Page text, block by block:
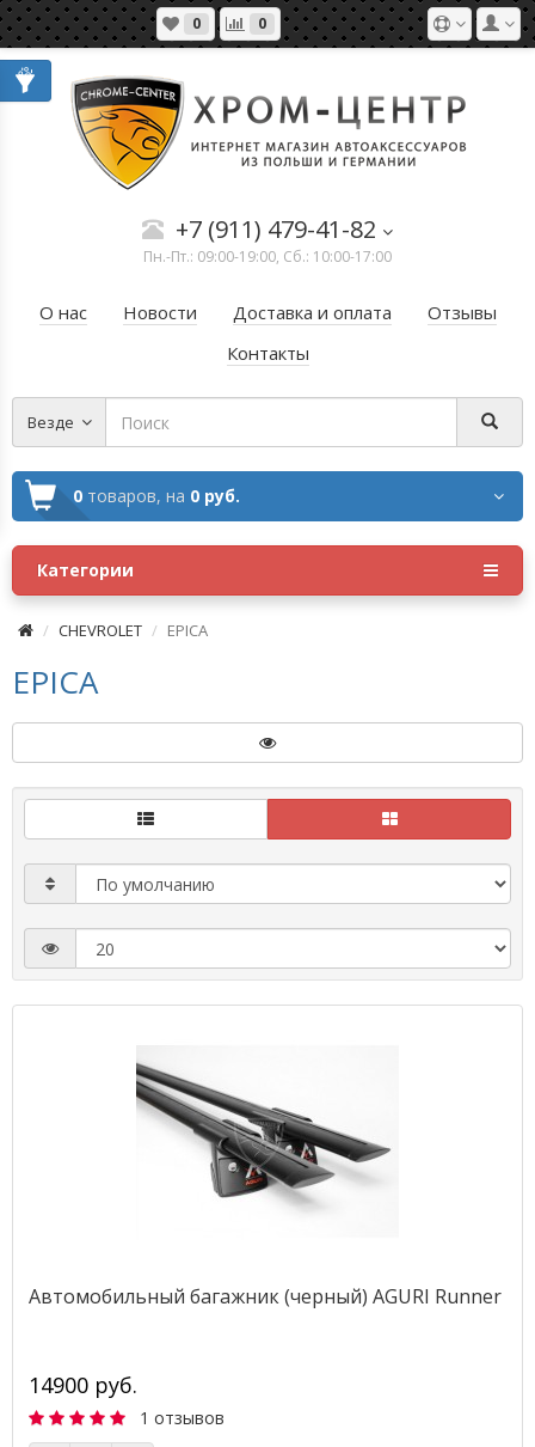
0 0
+7 (911) 479-41-82
Пн.-Пт.: 09:00-19:00, Сб.: 10:00-17:00
О нас Новости Доставка и оплата
Отзывы
Контакты
Везде
0 товаров, на 0 руб.
Категории
CHEVROLET EPICA
EPICA
Автомобильный багажник (черный) AGURI Runner
14900 руб.
1 отзывов